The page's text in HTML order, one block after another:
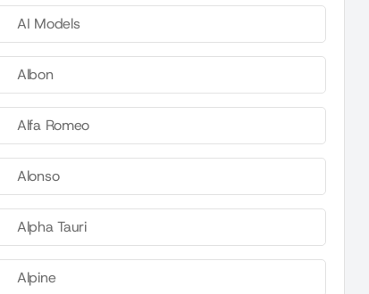
AI Models
Albon
Alfa Romeo
Alonso
Alpha Tauri
Alpine